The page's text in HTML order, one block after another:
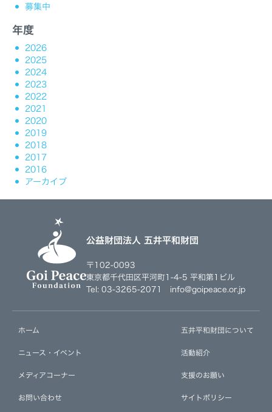
募集中
年度
2026
2025
2024
2023
2022
2021
2020
2019
2018
2017
2016
アーカイブ
公益財団法人 五井平和財団
〒102-0093
東京都千代田区平河町1-4-5 平和第1ビル
Tel: 03-3265-2071 info@goipeace.or.jp
ホーム
ニュース・イベント
メディアコーナー
お問い合わせ
五井平和財団について
活動紹介
支援のお願い
サイトポリシー